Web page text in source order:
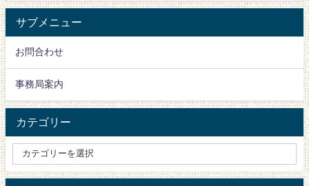
サブメニュー
お問合わせ
事務局案内
カテゴリー